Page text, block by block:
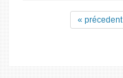
« précedent